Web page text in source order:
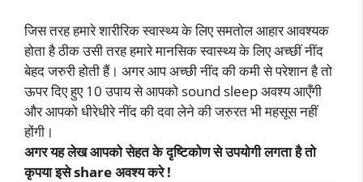
जिस तरह हमारे शारीरिक स्वास्थ्य के लिए समतोल आहार आवश्यक
होता है ठीक उसी तरह हमारे मानसिक स्वास्थ्य के लिए अच्छीं नींद
बेहद जरुरी होती हैं। अगर आप अच्छी नींद की कमी से परेशान है तो
ऊपर दिए हुए 10 उपाय से आपको sound sleep अवश्य आएँगी
और आपको धीरेधीरे नींद की दवा लेने की जरुरत भी महसूस नहीं
होंगी।
अगर यह लेख आपको सेहत के दृष्टिकोण से उपयोगी लगता है तो
कृपया इसे share अवश्य करे !